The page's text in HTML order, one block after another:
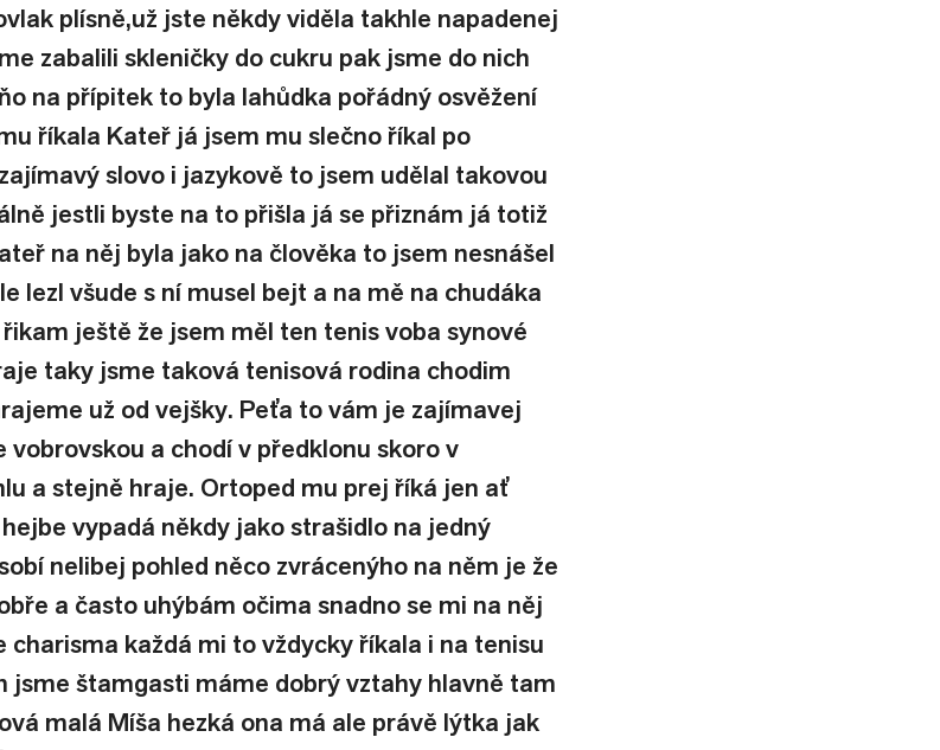
plísně,už jste někdy viděla takhle napadenej
zabalili skleničky do cukru pak jsme do nich
na přípitek to byla lahůdka pořádný osvěžení
říkala Kateř já jsem mu slečno říkal po
slovo i jazykově to jsem udělal takovou
jestli byste na to přišla já se přiznám já totiž
na něj byla jako na člověka to jsem nesnášel
lezl všude s ní musel bejt a na mě na chudáka
ještě že jsem měl ten tenis voba synové
taky jsme taková tenisová rodina chodim
už od vejšky. Peťa to vám je zajímavej
a chodí v předklonu skoro v
a stejně hraje. Ortoped mu prej říká jen ať
vypadá někdy jako strašidlo na jedný
nelibej pohled něco zvrácenýho na něm je že
a často uhýbám očima snadno se mi na něj
každá mi to vždycky říkala i na tenisu
jsme štamgasti máme dobrý vztahy hlavně tam
malá Míša hezká ona má ale právě lýtka jak